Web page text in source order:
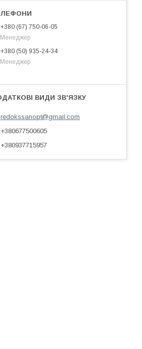
+380 (67) 750-06-05
Менеджер
+380 (50) 935-24-34
Менеджер
redokssanopt@gmail.com
+380677500605
+380937715957